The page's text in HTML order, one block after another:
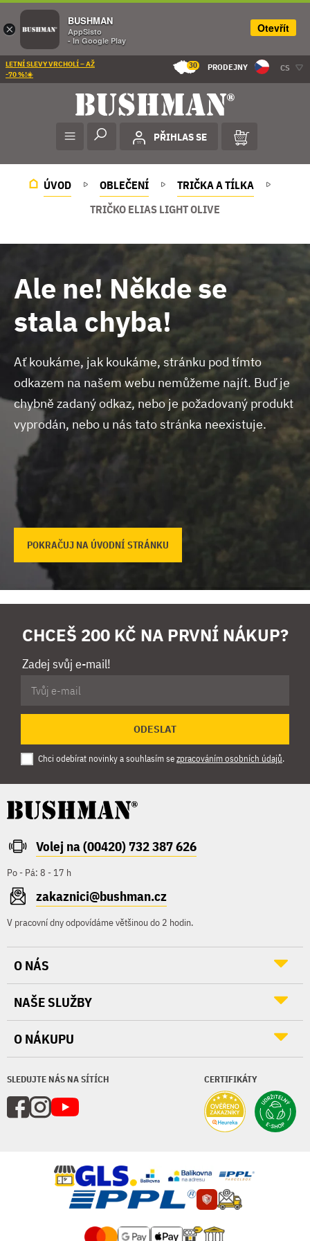
LETNÍ SLEVY VRCHOLÍ – AŽ
-70 %!☀️
30 PRODEJNY CS
PŘIHLAS SE
ÚVOD OBLEČENÍ
TRIČKA A TÍLKA
TRIČKO ELIAS LIGHT OLIVE
Ale ne! Někde se
stala chyba!
Ať koukáme, jak koukáme, stránku pod tímto
odkazem na našem webu nemůžeme najít. Buď je
chybně zadaný odkaz, nebo je požadovaný produkt
vyprodán, nebo u nás tato stránka neexistuje.
POKRAČUJ NA ÚVODNÍ STRÁNKU
CHCEŠ 200 KČ NA PRVNÍ NÁKUP?
Zadej svůj e-mail!
ODESLAT
Chci odebírat novinky a souhlasím sezpracováním osobních údajů.
Volej na (00420) 732 387 626
Po - Pá: 8 - 17 h
zakaznici@bushman.cz
V pracovní dny odpovídáme většinou do 2 hodin.
SLEDUJTE NÁS NA SÍTÍCH CERTIFIKÁTY
O NÁS
NAŠE SLUŽBY
O NÁKUPU
×
BUSHMAN
AppSisto
- In Google Play
Otevřít